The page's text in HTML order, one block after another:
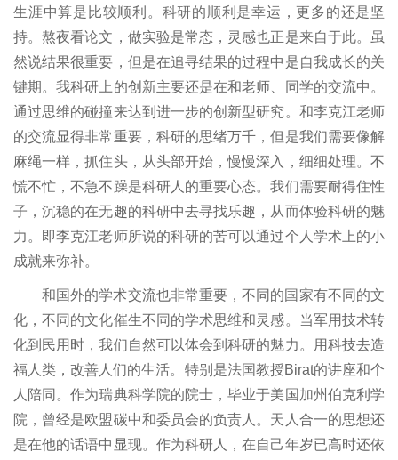
生涯中算是比较顺利。科研的顺利是幸运，更多的还是坚
持。熬夜看论文，做实验是常态，灵感也正是来自于此。虽
然说结果很重要，但是在追寻结果的过程中是自我成长的关
键期。我科研上的创新主要还是在和老师、同学的交流中。
通过思维的碰撞来达到进一步的创新型研究。和李克江老师
的交流显得非常重要，科研的思绪万千，但是我们需要像解
麻绳一样，抓住头，从头部开始，慢慢深入，细细处理。不
慌不忙，不急不躁是科研人的重要心态。我们需要耐得住性
子，沉稳的在无趣的科研中去寻找乐趣，从而体验科研的魅
力。即李克江老师所说的科研的苦可以通过个人学术上的小
成就来弥补。
和国外的学术交流也非常重要，不同的国家有不同的文
化，不同的文化催生不同的学术思维和灵感。当军用技术转
化到民用时，我们自然可以体会到科研的魅力。用科技去造
福人类，改善人们的生活。特别是法国教授Birat的讲座和个
人陪同。作为瑞典科学院的院士，毕业于美国加州伯克利学
院，曾经是欧盟碳中和委员会的负责人。天人合一的思想还
是在他的话语中显现。作为科研人，在自己年岁已高时还依